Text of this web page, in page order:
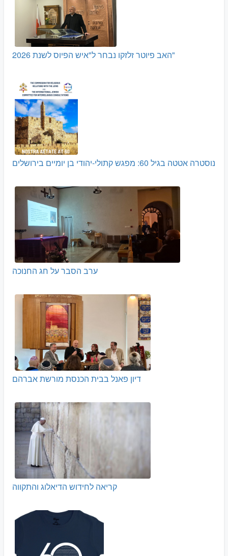
האב פיוטר זלזקו נבחר ל"איש הפיוס לשנת 2026"
נוסטרה אטטה בגיל 60: מפגש קתולי-יהודי בן יומיים בירושלים
ערב הסבר על חג החנוכה
דיון פאנל בבית הכנסת מורשת אברהם
קריאה לחידוש הדיאלוג והתקווה